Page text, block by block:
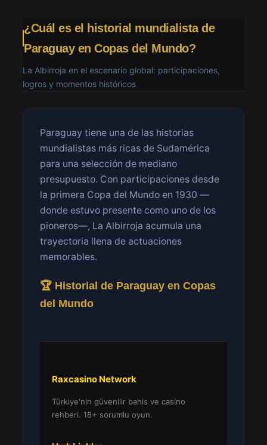
¿Cuál es el historial mundialista de
Paraguay en Copas del Mundo?
La Albirroja en el escenario global: participaciones,
logros y momentos históricos
Paraguay tiene una de las historias
mundialistas más ricas de Sudamérica
para una selección de mediano
presupuesto. Con participaciones desde
la primera Copa del Mundo en 1930 —
donde estuvo presente como uno de los
pioneros—, La Albirroja acumula una
trayectoria llena de actuaciones
memorables.
🏆 Historial de Paraguay en Copas
del Mundo
Raxcasino Network
Türkiye'nin güvenilir bahis ve casino
rehberi. 18+ sorumlu oyun.